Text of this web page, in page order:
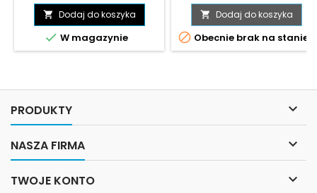
podstawowa
 Dodaj do koszyka
 W magazynie
 Dodaj do koszyka
 Obecnie brak na stanie
PRODUKTY 
NASZA FIRMA 
TWOJE KONTO 